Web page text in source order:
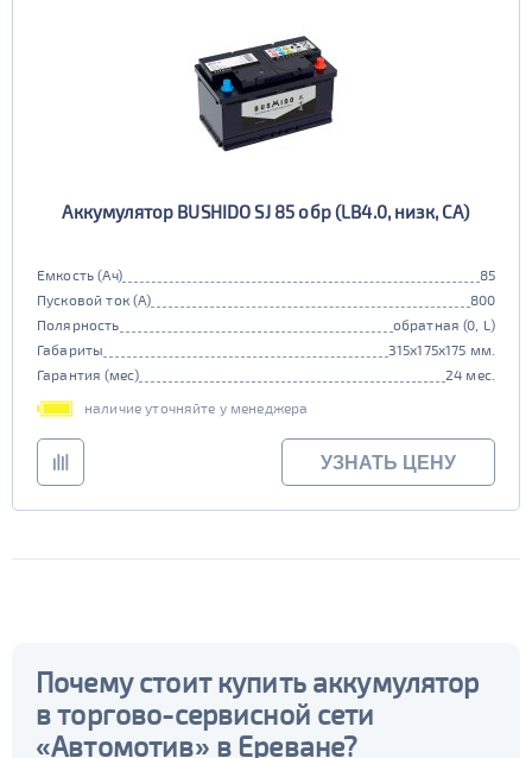
Аккумулятор BUSHIDO SJ 85 обр (LB4.0, низк, CA)
Емкость (Ач)
85
Пусковой ток (А)
800
Полярность
обратная (0, L)
Габариты
315x175x175 мм.
Гарантия (мес)
24 мес.
наличие уточняйте у менеджера
УЗНАТЬ ЦЕНУ
Почему стоит купить аккумулятор
в торгово-сервисной сети
«Автомотив» в Ереване?